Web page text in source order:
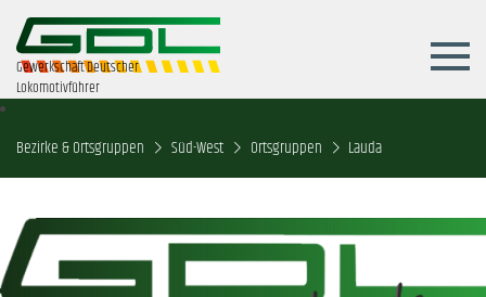
Gewerkschaft Deutscher
Lokomotivführer
Bezirke & Ortsgruppen Süd-West Ortsgruppen Lauda